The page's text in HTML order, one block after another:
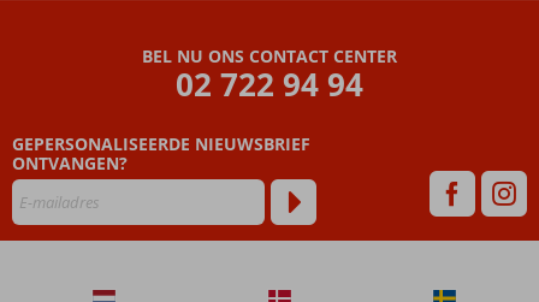
BEL NU ONS CONTACT CENTER
02 722 94 94
GEPERSONALISEERDE NIEUWSBRIEF
ONTVANGEN?